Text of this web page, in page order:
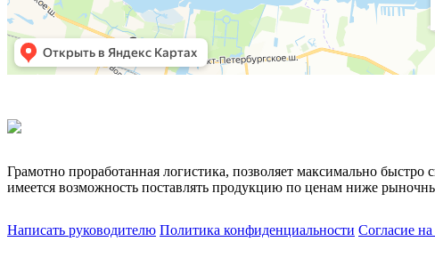
Грамотно проработанная логистика, позволяет максимально
имеется возможность поставлять продукцию по ценам ниже
Написать руководителю Политика конфиденциальности Согласие